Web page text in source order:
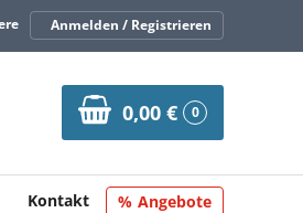
Anmelden / Registrieren
0,00 € 0
Kontakt Angebote